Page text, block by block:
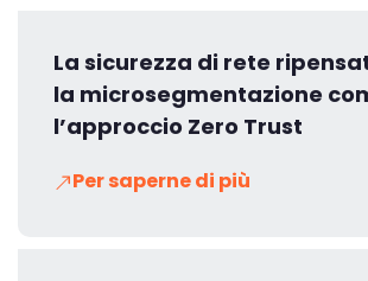
La sicurezza di rete
la microsegmentazione
l’approccio Zero Trust
Per saperne di più